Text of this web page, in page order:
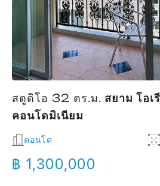
สตูดิโอ 32 ตร.ม. สยาม โอเ
คอนโดมิเนียม
คอนโด
฿ 1,300,000